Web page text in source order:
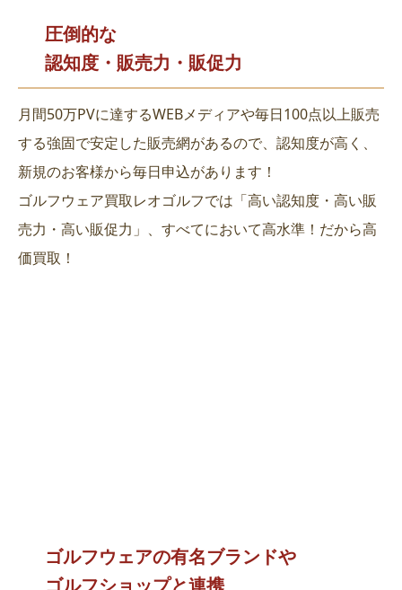
圧倒的な
認知度・販売力・販促力
月間50万PVに達するWEBメディアや毎日100点以上販売
する強固で安定した販売網があるので、認知度が高く、
新規のお客様から毎日申込があります！
ゴルフウェア買取レオゴルフでは「高い認知度・高い販
売力・高い販促力」、すべてにおいて高水準！だから高
価買取！
ゴルフウェアの有名ブランドや
ゴルフショップと連携